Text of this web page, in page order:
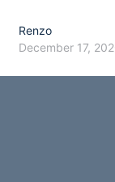
Renzo
December 17,